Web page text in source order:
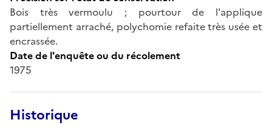
Bois très vermoulu ; pourtour de l'applique
partiellement arraché, polychomie refaite très usée et
encrassée.
Date de l'enquête ou du récolement
1975
Historique